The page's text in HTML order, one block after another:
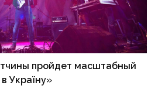
пройдет масштабный
Україну»